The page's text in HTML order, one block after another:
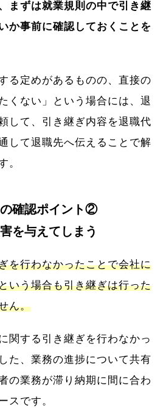
まずは就業規則の中で引き継
か事前に確認しておくことを
る定めがあるものの、直接の
くない」という場合には、退
して、引き継ぎ内容を退職代
して退職先へ伝えることで解
。
確認ポイント②
を与えてしまう
を行わなかったことで会社に
いう場合も引き継ぎは行った
ん。
関する引き継ぎを行わなかっ
た、業務の進捗について共有
の業務が滞り納期に間に合わ
スです。